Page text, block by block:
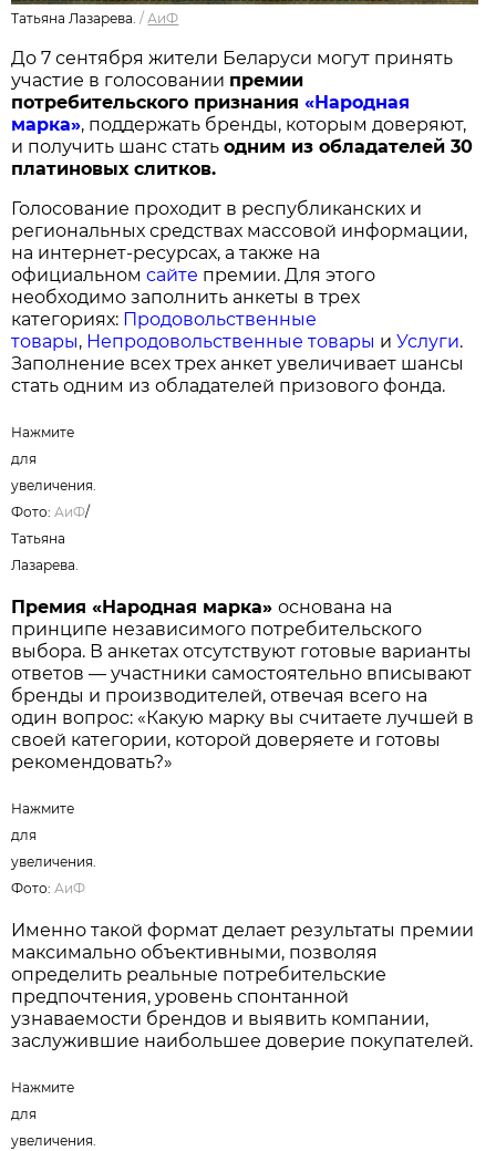
Татьяна Лазарева. /АиФ
До 7 сентября жители Беларуси могут принять
участие в голосовании премии
потребительского признания«Народная
марка», поддержать бренды, которым доверяют,
и получить шанс статьодним из обладателей 30
платиновых слитков.
Голосование проходит в республиканских и
региональных средствах массовой информации,
на интернет-ресурсах, а также на
официальномсайте премии. Для этого
необходимо заполнить анкеты в трех
категориях: Продовольственные
товары, Непродовольственные товары иУслуги.
Заполнение всех трех анкет увеличивает шансы
стать одним из обладателей призового фонда.
Нажмите для увеличения. Фото:АиФ/Татьяна Лазарева.
принципе независимого потребительского
выбора. В анкетах отсутствуют готовые варианты
бренды и производителей, отвечая всего на
один вопрос: «Какую марку вы считаете лучшей в
своей категории, которой доверяете и готовы
рекомендовать?»